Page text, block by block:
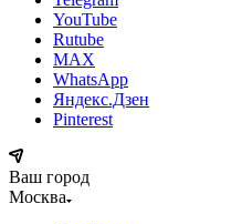
YouTube
Rutube
MAX
WhatsApp
Яндекс.Дзен
Pinterest
Ваш город
Москва